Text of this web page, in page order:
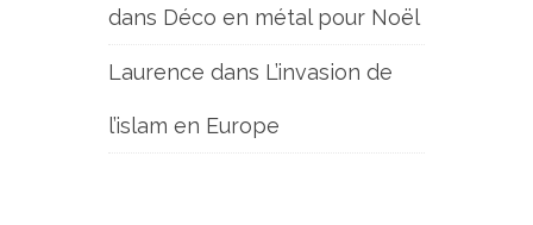
dans Déco en métal pour Noël
Laurence dans L’invasion de
l’islam en Europe